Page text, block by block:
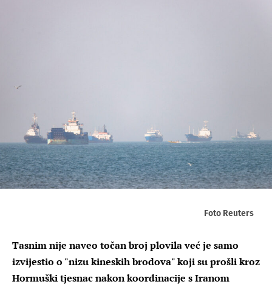
Foto Reuters
Tasnim nije naveo točan broj plovila već je samo
izvijestio o "nizu kineskih brodova" koji su prošli kroz
Hormuški tjesnac nakon koordinacije s Iranom